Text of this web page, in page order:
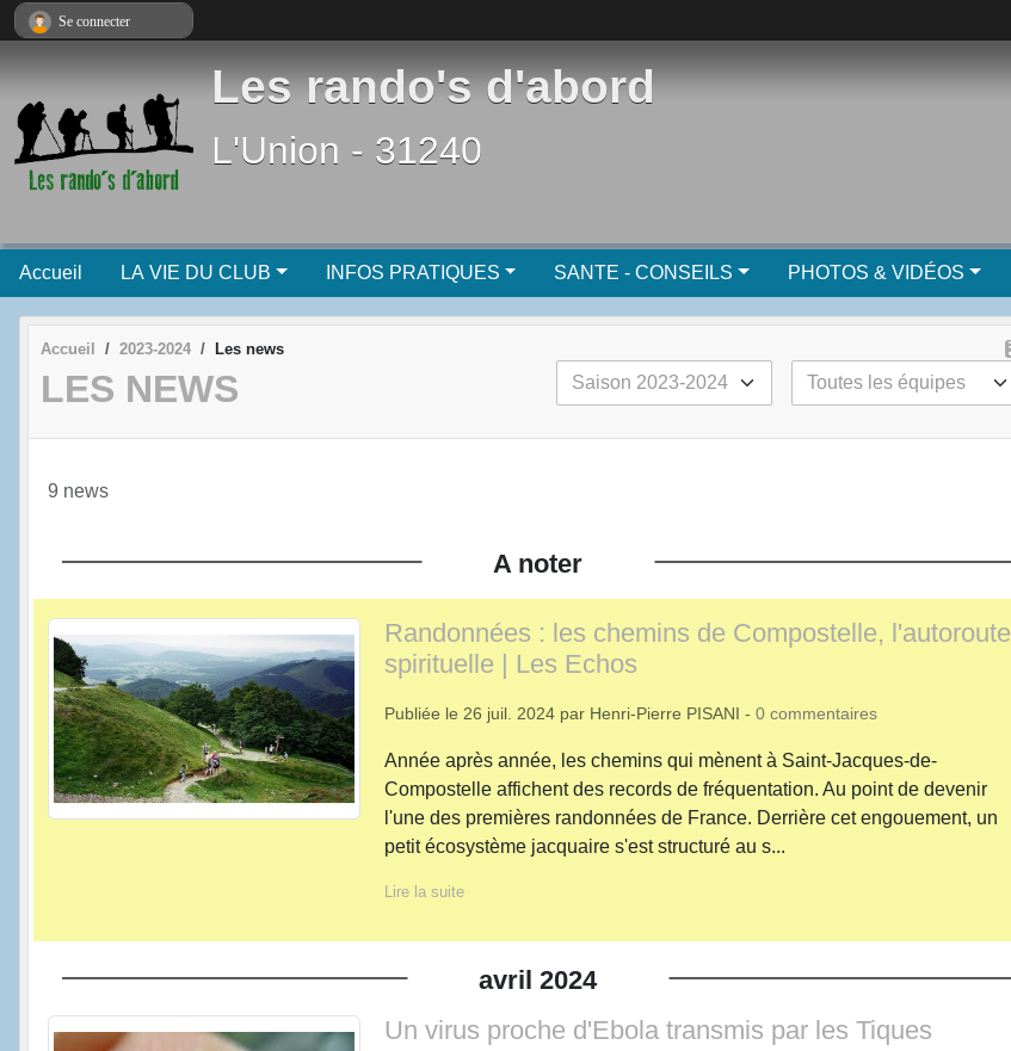
Les rando's d'abord
L'Union - 31240
Accueil LA VIE DU CLUB INFOS PRATIQUES SANTE - CONSEILS PHOTOS & VIDÉOS
Accueil 2023-2024 Les news
LES NEWS
9 news
A noter
Randonnées : les chemins de Compostelle, l'autoroute
spirituelle | Les Echos
Publiée le 26 juil. 2024par Henri-Pierre PISANI - 0 commentaires
Année après année, les chemins qui mènent à Saint-Jacques-de-
Compostelle affichent des records de fréquentation. Au point de devenir
l'une des premières randonnées de France. Derrière cet engouement, un
petit écosystème jacquaire s'est structuré au s...
Lire la suite
avril 2024
Un virus proche d'Ebola transmis par les Tiques
Se connecter
Panneau de gestion des cookies